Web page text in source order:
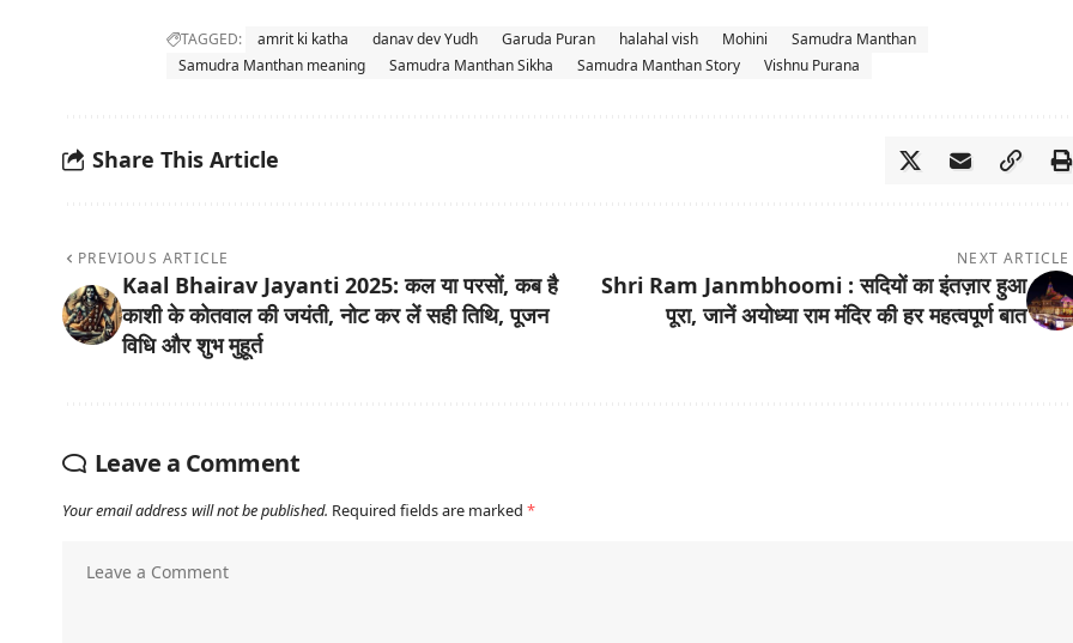
TAGGED: amrit ki katha danav dev Yudh Garuda Puran halahal vish Mohini
Samudra Manthan
Samudra Manthan meaning
Samudra Manthan Sikha Samudra Manthan Story Vishnu Purana
Share This Article
PREVIOUS ARTICLE
Kaal Bhairav Jayanti 2025: कल या परसों, कब है
काशी के कोतवाल की जयंती, नोट कर लें सही तिथि, पूजन
विधि और शुभ मुहूर्त
NEXT ARTICLE
Shri Ram Janmbhoomi : सदियों का इंतज़ार हुआ
पूरा, जानें अयोध्या राम मंदिर की हर महत्वपूर्ण बात
Leave a Comment
Your email address will not be published. Required fields are marked *